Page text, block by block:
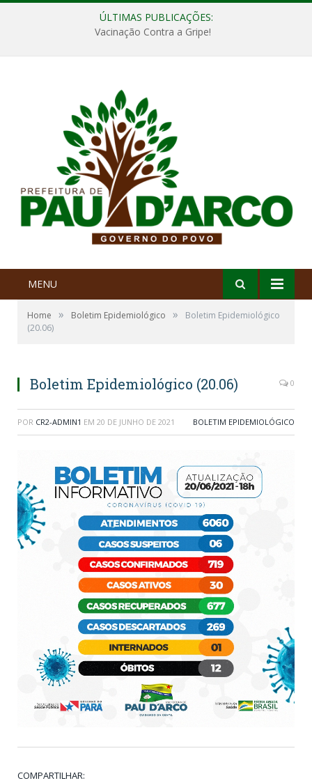
ÚLTIMAS PUBLICAÇÕES:
Vacinação Contra a Gripe!
MENU
Home » Boletim Epidemiológico »
Boletim Epidemiológico
(20.06)
Boletim Epidemiológico (20.06) 0
POR CR2-ADMIN1 EM 20 DE JUNHO DE 2021 BOLETIM EPIDEMIOLÓGICO
COMPARTILHAR: